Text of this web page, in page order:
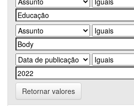
Retornar valores